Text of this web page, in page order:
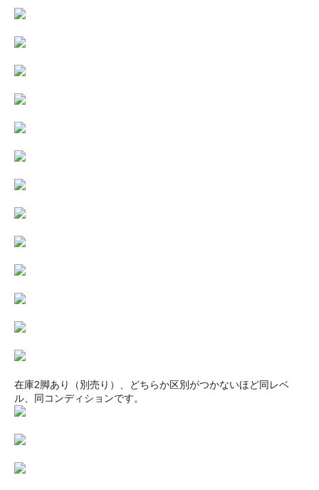
在庫2脚あり（別売り）、どちらか区別がつかないほど同レベ
ル、同コンディションです。